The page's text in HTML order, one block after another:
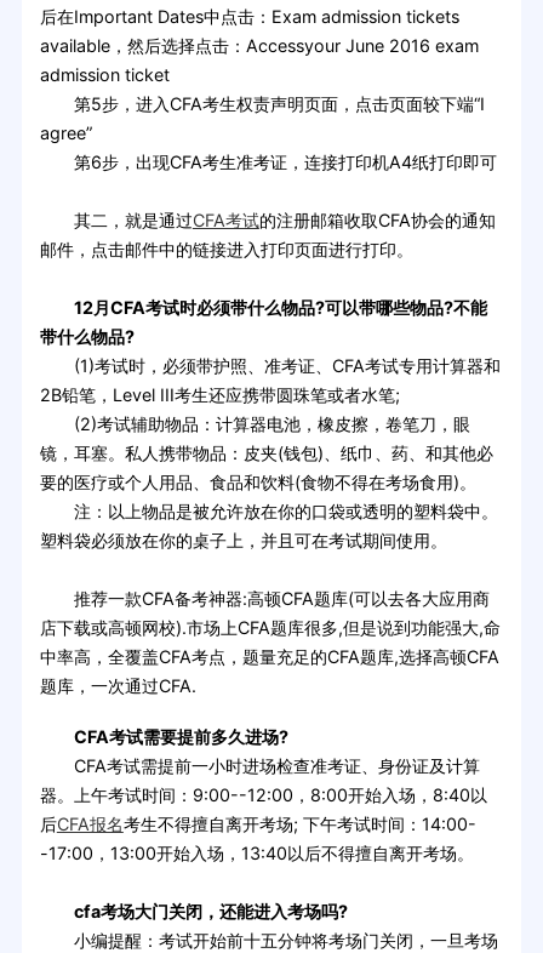
后在Important Dates中点击：Exam admission tickets
available，然后选择点击：Accessyour June 2016 exam
admission ticket
第5步，进入CFA考生权责声明页面，点击页面较下端“I
agree”
第6步，出现CFA考生准考证，连接打印机A4纸打印即可
其二，就是通过CFA考试的注册邮箱收取CFA协会的通知
邮件，点击邮件中的链接进入打印页面进行打印。
12月CFA考试时必须带什么物品?可以带哪些物品?不能
带什么物品?
(1)考试时，必须带护照、准考证、CFA考试专用计算器和
2B铅笔，Level III考生还应携带圆珠笔或者水笔;
(2)考试辅助物品：计算器电池，橡皮擦，卷笔刀，眼
镜，耳塞。私人携带物品：皮夹(钱包)、纸巾、药、和其他必
要的医疗或个人用品、食品和饮料(食物不得在考场食用)。
注：以上物品是被允许放在你的口袋或透明的塑料袋中。
塑料袋必须放在你的桌子上，并且可在考试期间使用。
推荐一款CFA备考神器:高顿CFA题库(可以去各大应用商
店下载或高顿网校).市场上CFA题库很多,但是说到功能强大,命
中率高，全覆盖CFA考点，题量充足的CFA题库,选择高顿CFA
题库，一次通过CFA.
CFA考试需要提前多久进场?
CFA考试需提前一小时进场检查准考证、身份证及计算
器。上午考试时间：9:00--12:00，8:00开始入场，8:40以
后CFA报名考生不得擅自离开考场; 下午考试时间：14:00-
-17:00，13:00开始入场，13:40以后不得擅自离开考场。
cfa考场大门关闭，还能进入考场吗?
小编提醒：考试开始前十五分钟将考场门关闭，一旦考场